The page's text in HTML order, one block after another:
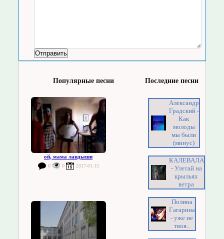
Популярные песни
ой, мама ландыши
0 0 2017-01-15
Последние песни
Александр
Градский -
Как
молоды
мы были
(минус)
КАЛЕВАЛА
- Улетай на
крыльях
ветра
Полина
Гагарина
- уже не
твоя..